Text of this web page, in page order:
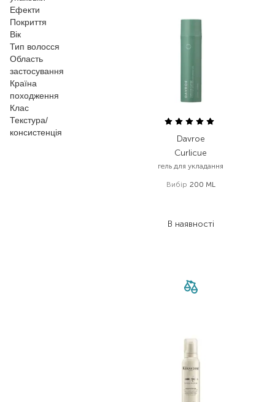
Ефекти
Покриття
Вік
Тип волосся
Область
застосування
Країна
походження
Клас
Текстура/
консистенція
Davroe
Curlicue
гель для укладання
Вибір 200 ML
В наявності